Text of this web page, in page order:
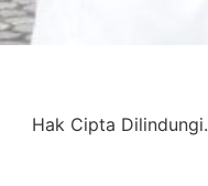
Hak Cipta Dilindungi.